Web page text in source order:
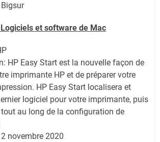
et software de Mac
HP Easy Start est la nouvelle façon de
imprimante HP et de préparer votre
HP Easy Start localisera et
logiciel pour votre imprimante, puis
au long de la configuration de
novembre 2020